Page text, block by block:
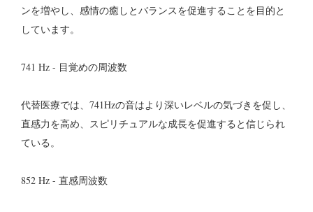
ンを増やし、感情の癒しとバランスを促進することを目的と
しています。
741 Hz - 目覚めの周波数
代替医療では、741Hzの音はより深いレベルの気づきを促し、
直感力を高め、スピリチュアルな成長を促進すると信じられ
ている。
852 Hz - 直感周波数